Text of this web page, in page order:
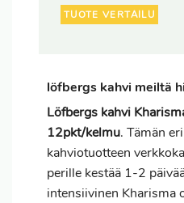
TUOTE VERTAILU
löfbergs kahvi meiltä
Löfbergs kahvi
12pkt/kelmu. Tämän
kahviotuotteen
perille kestää 1-2
intensiivinen Kharisma